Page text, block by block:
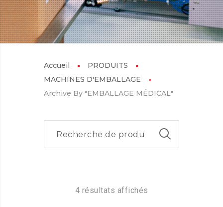
Accueil
PRODUITS
MACHINES D'EMBALLAGE
Archive By "EMBALLAGE MÉDICAL"
4 résultats affichés